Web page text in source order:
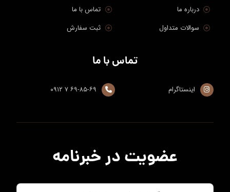
درباره ما
تماس با ما
سوالات متداول
ثبت سفارش
تماس با ما
۶۹-۸۵-۶۹ ۷ ۰۹۱۲ اینستاگرام
عضویت در خبرنامه